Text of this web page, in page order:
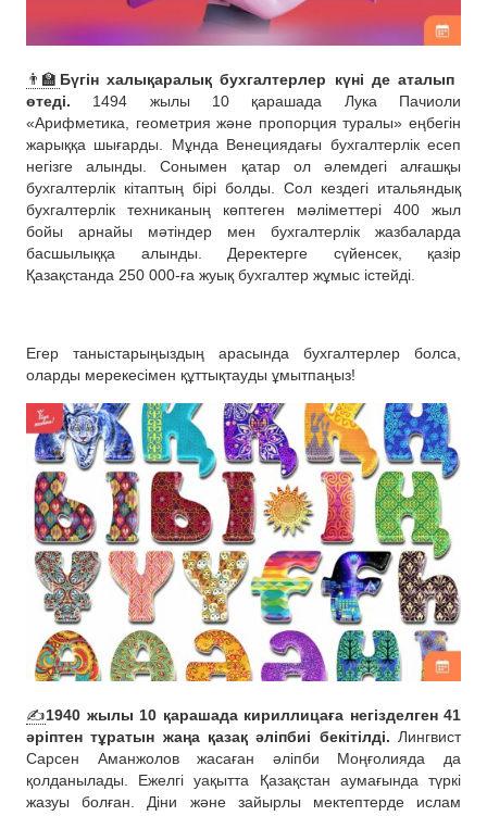
👨‍🏫 Бүгін халықаралық бухгалтерлер күні де аталып
өтеді. 1494 жылы 10 қарашада Лука Пачиоли
«Арифметика, геометрия және пропорция туралы» еңбегін
жарыққа шығарды. Мұнда Венециядағы бухгалтерлік есеп
негізге алынды. Сонымен қатар ол әлемдегі алғашқы
бухгалтерлік кітаптың бірі болды. Сол кездегі итальяндық
бухгалтерлік техниканың көптеген мәліметтері 400 жыл
бойы арнайы мәтіндер мен бухгалтерлік жазбаларда
басшылыққа алынды. Деректерге сүйенсек, қазір
Қазақстанда 250 000-ға жуық бухгалтер жұмыс істейді.
Егер таныстарыңыздың арасында бухгалтерлер болса,
оларды мерекесімен құттықтауды ұмытпаңыз!
✍️1940 жылы 10 қарашада кириллицаға негізделген 41
әріптен тұратын жаңа қазақ әліпбиі бекітілді. Лингвист
Сарсен Аманжолов жасаған әліпби Моңғолияда да
қолданылады. Ежелгі уақытта Қазақстан аумағында түркі
жазуы болған. Діни және зайырлы мектептерде ислам